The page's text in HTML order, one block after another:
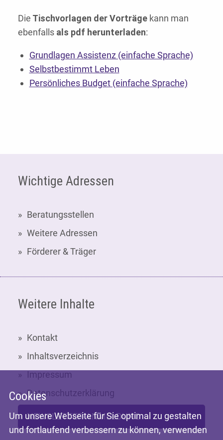
Die Tischvorlagen der Vorträge kann man
ebenfalls als pdf herunterladen:
Grundlagen Assistenz (einfache Sprache)
Selbstbestimmt Leben
Persönliches Budget (einfache Sprache)
Wichtige Adressen
Beratungsstellen
Weitere Adressen
Förderer & Träger
Weitere Inhalte
Kontakt
Inhaltsverzeichnis
Impressum
Datenschutzerklärung
NEWSLETTER-ANMELDUNG
Cookies
Um unsere Webseite für Sie optimal zu gestalten
und fortlaufend verbessern zu können, verwenden